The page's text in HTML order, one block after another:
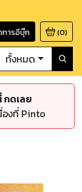
การอีบุ๊ก (0)
ทั้งหมด
กดเลย
งที่ Pinto